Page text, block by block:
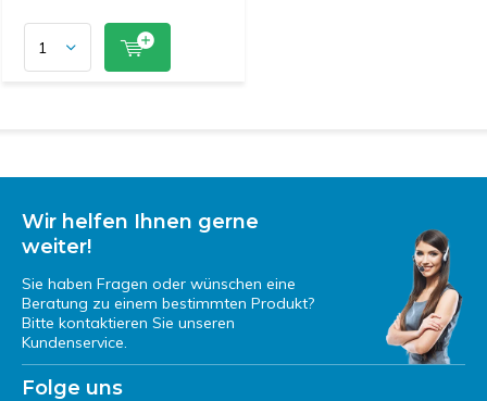
Wir helfen Ihnen gerne
weiter!
Sie haben Fragen oder wünschen eine
Beratung zu einem bestimmten Produkt?
Bitte kontaktieren Sie unseren
Kundenservice.
Folge uns